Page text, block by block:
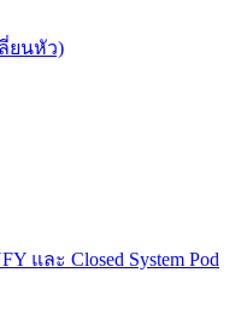
ลี่ยนหัว)
และ Closed System Pod